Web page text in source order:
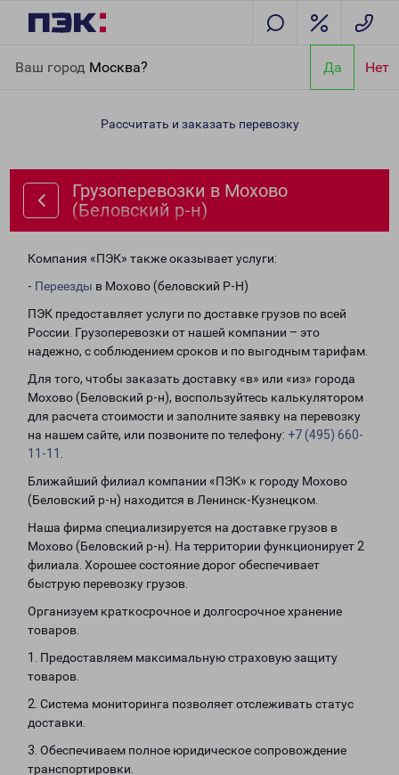
Ваш город Москва? Да Нет
р-н)
Рассчитать и заказать перевозку
Грузоперевозки в Мохово
(Беловский р-н)
Компания «ПЭК» также оказывает услуги:
- Переезды в Мохово (беловский Р-Н)
ПЭК предоставляет услуги по доставке грузов по всей
России. Грузоперевозки от нашей компании – это
надежно, с соблюдением сроков и по выгодным тарифам.
Для того, чтобы заказать доставку «в» или «из» города
Мохово (Беловский р-н), воспользуйтесь калькулятором
для расчета стоимости и заполните заявку на перевозку
на нашем сайте, или позвоните по телефону: +7 (495) 660-
11-11
Ближайший филиал компании «ПЭК» к городу Мохово
(Беловский р-н) находится в Ленинск-Кузнецком.
Наша фирма специализируется на доставке грузов в
Мохово (Беловский р-н). На территории функционирует 2
филиала. Хорошее состояние дорог обеспечивает
быструю перевозку грузов.
Организуем краткосрочное и долгосрочное хранение
товаров.
1. Предоставляем максимальную страховую защиту
товаров.
2. Система мониторинга позволяет отслеживать статус
доставки.
3. Обеспечиваем полное юридическое сопровождение
транспортировки.